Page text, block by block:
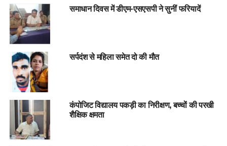
समाधान दिवस में डीएम-एसएसपी ने सुनीं फरियादें
सर्पदंश से महिला समेत दो की मौत
कंपोजिट विद्यालय पकड़ी का निरीक्षण, बच्चों की परखी
शैक्षिक क्षमता